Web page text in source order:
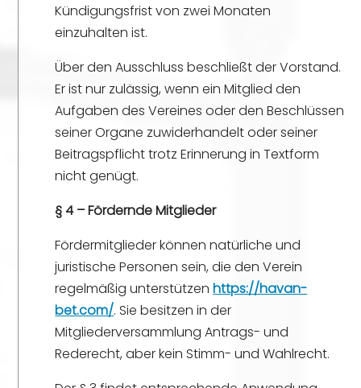
Kündigungsfrist von zwei Monaten
einzuhalten ist.
Über den Ausschluss beschließt der Vorstand.
Er ist nur zulässig, wenn ein Mitglied den
Aufgaben des Vereines oder den Beschlüssen
seiner Organe zuwiderhandelt oder seiner
Beitragspflicht trotz Erinnerung in Textform
nicht genügt.
§ 4 – Fördernde Mitglieder
Fördermitglieder können natürliche und
juristische Personen sein, die den Verein
regelmäßig unterstützenhttps://havan-
bet.com/. Sie besitzen in der
Mitgliederversammlung Antrags- und
Rederecht, aber kein Stimm- und Wahlrecht.